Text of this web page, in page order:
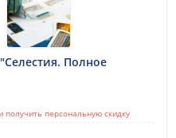
Полное
получить персональную скидку